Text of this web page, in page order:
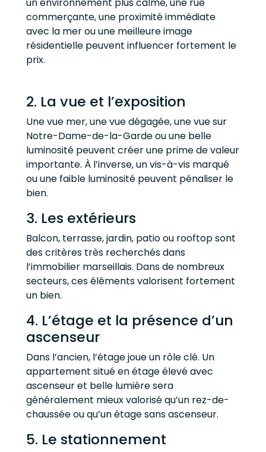
commerçante, une proximité immédiate
avec la mer ou une meilleure image
résidentielle peuvent influencer fortement le
prix.
2. La vue et l’exposition
Une vue mer, une vue dégagée, une vue sur
Notre-Dame-de-la-Garde ou une belle
luminosité peuvent créer une prime de valeur
importante. À l’inverse, un vis-à-vis marqué
ou une faible luminosité peuvent pénaliser le
bien.
3. Les extérieurs
Balcon, terrasse, jardin, patio ou rooftop sont
des critères très recherchés dans
l’immobilier marseillais. Dans de nombreux
secteurs, ces éléments valorisent fortement
un bien.
4. L’étage et la présence d’un
ascenseur
Dans l’ancien, l’étage joue un rôle clé. Un
appartement situé en étage élevé avec
ascenseur et belle lumière sera
généralement mieux valorisé qu’un rez-de-
chaussée ou qu’un étage sans ascenseur.
5. Le stationnement